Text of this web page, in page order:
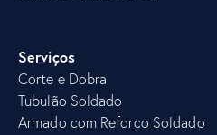
Serviços
Corte e Dobra
Tubulão Soldado
Armado com Reforço Soldado